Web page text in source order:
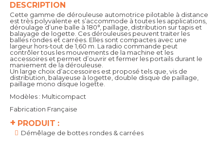
+ PRODUIT :
Démêlage de bottes rondes & carrées
DESCRIPTION
Cette gamme de dérouleuse automotrice pilotable à distance
est très polyvalente et s’accommode à toutes les applications,
déroulage d’une balle à 180°, paillage, distribution sur tapis et
balayage de logette. Ces dérouleuses peuvent traiter les
balles rondes et carrées. Elles sont compactes avec une
largeur hors-tout de 1,60 m. La radio commande peut
contrôler tous les mouvements de la machine et les
accessoires et permet d’ouvrir et fermer les portails durant le
maniement de la dérouleuse.
Un large choix d’accessoires est proposé tels que, vis de
distribution, balayeuse à logette, double disque de paillage,
paillage mono disque logette.
Modèles : Multicompact
Fabrication Française